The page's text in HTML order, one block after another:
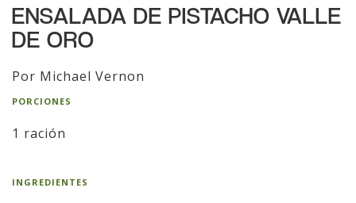
ENSALADA DE PISTACHO VALLE
DE ORO
Por Michael Vernon
PORCIONES
1 ración
INGREDIENTES